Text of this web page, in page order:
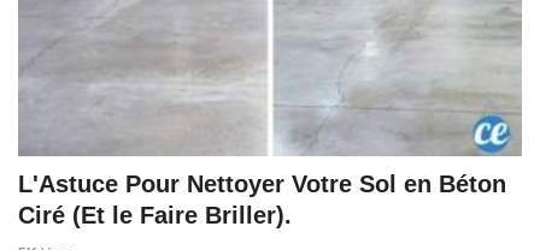
L'Astuce Pour Nettoyer Votre Sol en Béton
Ciré (Et le Faire Briller).